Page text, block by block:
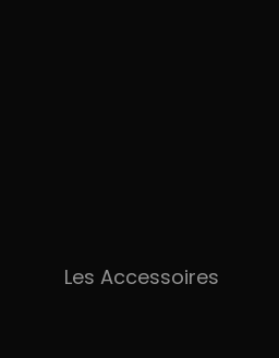
Les Accessoires